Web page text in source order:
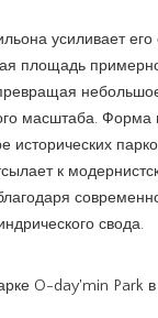
усиливает
площадь
масштаба.
исторических
к
свода.